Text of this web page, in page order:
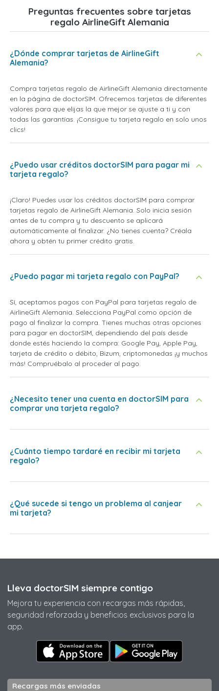
Preguntas frecuentes sobre tarjetas
regalo AirlineGift Alemania
¿Dónde comprar tarjetas de AirlineGift
Alemania?
Compra tarjetas regalo de AirlineGift Alemania directamente
en la página de doctorSIM. Ofrecemos tarjetas de diferentes
valores para que elijas la que mejor se ajuste a ti y con
todas las garantías. ¡Consigue tu tarjeta regalo en solo unos
clics!
¿Puedo usar créditos doctorSIM para pagar mi
tarjeta regalo?
¡Claro! Puedes usar los créditos doctorSIM para comprar
tarjetas regalo de AirlineGift Alemania. Solo inicia sesión
antes de tu compra y tu descuento se aplicará
automáticamente al finalizar. ¿No tienes cuenta? Créala
ahora y obtén tu primer crédito gratis.
¿Puedo pagar mi tarjeta regalo con PayPal?
Sí, aceptamos pagos con PayPal para tarjetas regalo de
AirlineGift Alemania. Selecciona PayPal como opción de
pago al finalizar la compra. Tienes muchas otras opciones
para pagar en doctorSIM, dependiendo del país desde
donde estés haciendo la compra: Google Pay, Apple Pay,
tarjeta de crédito o débito, Bizum, criptomonedas ¡y muchos
más! Compruébalo al proceder al pago.
¿Necesito tener una cuenta en doctorSIM para
comprar una tarjeta regalo?
¿Cuánto tiempo tardaré en recibir mi tarjeta
regalo?
¿Qué sucede si tengo un problema al canjear
mi tarjeta?
Lleva doctorSIM siempre contigo
Mejora tu experiencia con recargas más rápidas,
seguridad reforzada y beneficios exclusivos para la
app.
Recargas más enviadas